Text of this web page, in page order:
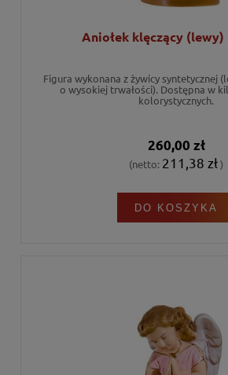
Aniołek klęczący (lewy)
Figura wykonana z żywicy syntetycznej
o wysokiej trwałości). Dostępna w
kolorystycznych.
260,00 zł
(netto: 211,38 zł)
DO KOSZYKA